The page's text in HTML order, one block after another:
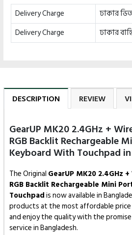
Delivery Charge
ঢাকার
Delivery Charge
ঢাকার
DESCRIPTION REVIEW
GearUP MK20 2.4GHz +
RGB Backlit Rechargeable
Keyboard With Touchpad
The Original GearUP MK20 2.4GHz
RGB Backlit Rechargeable Mini
Touchpadis now available in
products at the most affordable price
and enjoy the quality with the
service in Bangladesh.